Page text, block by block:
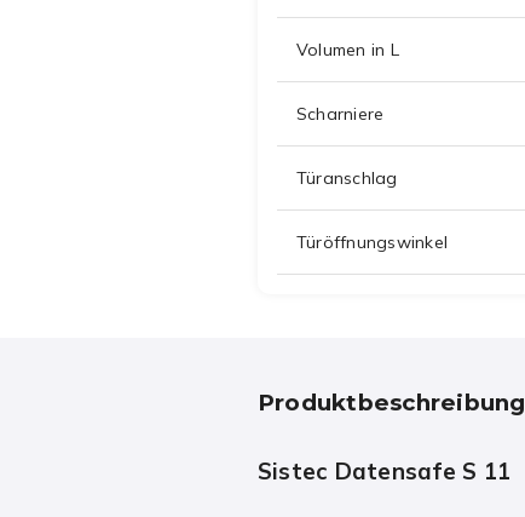
Volumen in L
Scharniere
Türanschlag
Türöffnungswinkel
Produktbeschreibung
Sistec Datensafe S 11